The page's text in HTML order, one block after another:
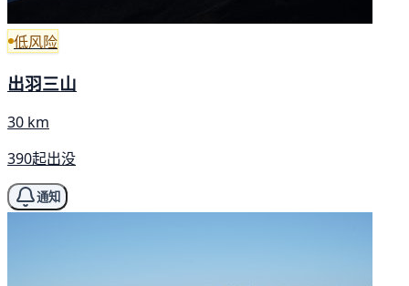
低风险
出羽三山
30 km
390起出没
通知